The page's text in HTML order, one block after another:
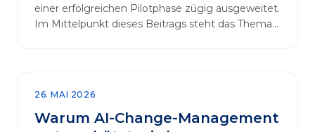
einer erfolgreichen Pilotphase zügig ausgeweitet.
Im Mittelpunkt dieses Beitrags steht das Thema
26. MAI 2026
Warum AI-Change-Management